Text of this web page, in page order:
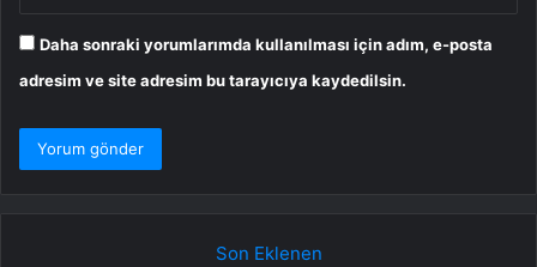
Daha sonraki yorumlarımda kullanılması için adım, e-posta
adresim ve site adresim bu tarayıcıya kaydedilsin.
Son Eklenen